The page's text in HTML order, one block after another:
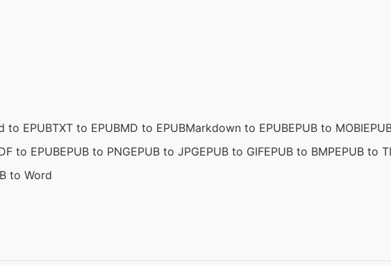
to EPUBTXT to EPUBMD to EPUBMarkdown to EPUBEPUB to MOBI
to EPUBEPUB to PNGEPUB to JPGEPUB to GIFEPUB to BMPEPUB to
to Word